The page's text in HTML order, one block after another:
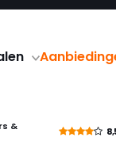
&